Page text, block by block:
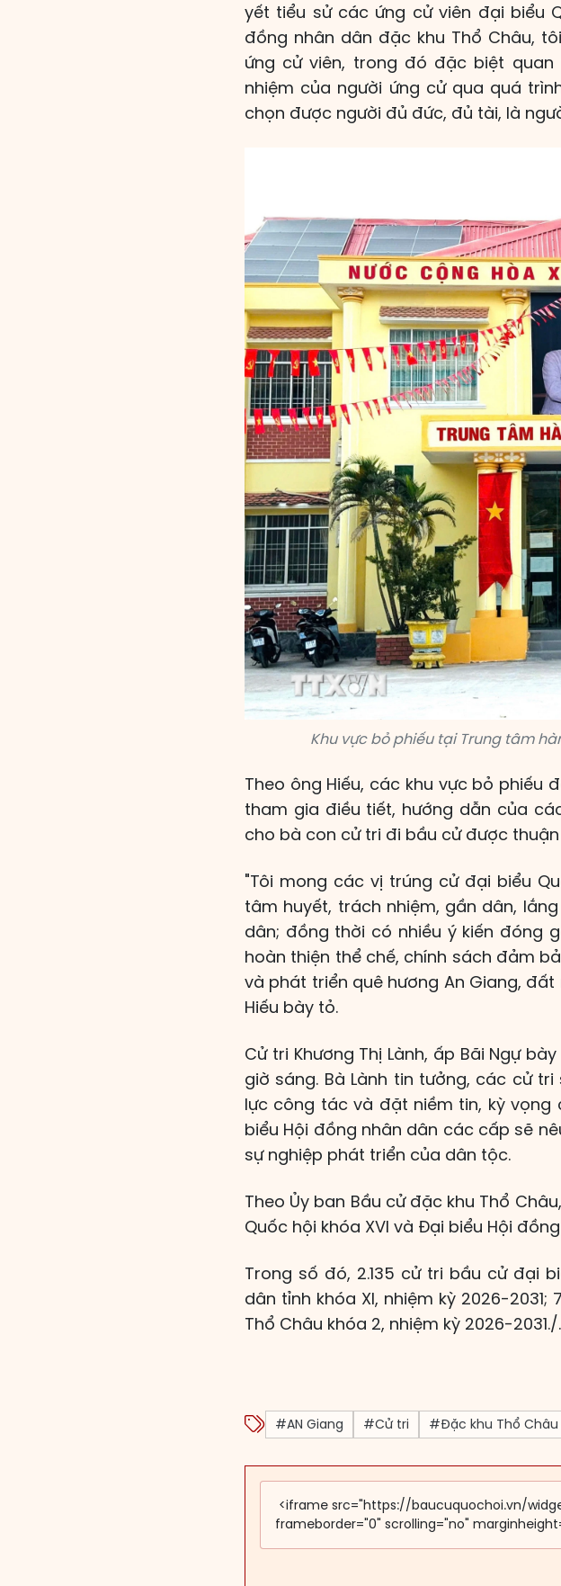
yết tiểu sử các ứng cử viên đại biểu
đồng nhân dân đặc khu Thổ Châu,
ứng cử viên, trong đó đặc biệt
nhiệm của người ứng cử qua quá
chọn được người đủ đức, đủ tài, là
Khu vực bỏ phiếu tại Trung tâm
Theo ông Hiếu, các khu vực bỏ
tham gia điều tiết, hướng dẫn của
cho bà con cử tri đi bầu cử được
"Tôi mong các vị trúng cử đại biểu
tâm huyết, trách nhiệm, gần dân,
dân; đồng thời có nhiều ý kiến đóng
hoàn thiện thể chế, chính sách đảm
và phát triển quê hương An Giang,
Hiếu bày tỏ.
Cử tri Khương Thị Lành, ấp Bãi Ngự
giờ sáng. Bà Lành tin tưởng, các cử
lực công tác và đặt niềm tin, kỳ vọng
biểu Hội đồng nhân dân các cấp sẽ
sự nghiệp phát triển của dân tộc.
Theo Ủy ban Bầu cử đặc khu Thổ
Quốc hội khóa XVI và Đại biểu Hội
Trong số đó, 2.135 cử tri bầu cử đại
dân tỉnh khóa XI, nhiệm kỳ 2026-
Thổ Châu khóa 2, nhiệm kỳ 2026-2031./.
#AN Giang #Cử tri #Đặc khu Thổ Châu